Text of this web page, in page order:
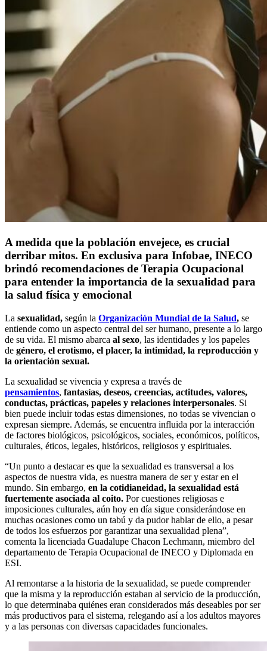
A medida que la población envejece, es crucial
derribar mitos. En exclusiva para Infobae, INECO
brindó recomendaciones de Terapia Ocupacional
para entender la importancia de la sexualidad para
la salud física y emocional
La sexualidad, según la Organización Mundial de la Salud, se
entiende como un aspecto central del ser humano, presente a lo largo
de su vida. El mismo abarca al sexo, las identidades y los papeles
de género, el erotismo, el placer, la intimidad, la reproducción y
la orientación sexual.
La sexualidad se vivencia y expresa a través de
pensamientos, fantasías, deseos, creencias, actitudes, valores,
conductas, prácticas, papeles y relaciones interpersonales. Si
bien puede incluir todas estas dimensiones, no todas se vivencian o
expresan siempre. Además, se encuentra influida por la interacción
de factores biológicos, psicológicos, sociales, económicos, políticos,
culturales, éticos, legales, históricos, religiosos y espirituales.
“Un punto a destacar es que la sexualidad es transversal a los
aspectos de nuestra vida, es nuestra manera de ser y estar en el
mundo. Sin embargo, en la cotidianeidad, la sexualidad está
fuertemente asociada al coito. Por cuestiones religiosas e
imposiciones culturales, aún hoy en día sigue considerándose en
muchas ocasiones como un tabú y da pudor hablar de ello, a pesar
de todos los esfuerzos por garantizar una sexualidad plena”,
comenta la licenciada Guadalupe Chacon Lechmann, miembro del
departamento de Terapia Ocupacional de INECO y Diplomada en
ESI.
Al remontarse a la historia de la sexualidad, se puede comprender
que la misma y la reproducción estaban al servicio de la producción,
lo que determinaba quiénes eran considerados más deseables por ser
más productivos para el sistema, relegando así a los adultos mayores
y a las personas con diversas capacidades funcionales.